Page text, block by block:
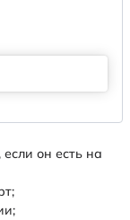
он есть на